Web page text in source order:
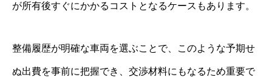
が所有後すぐにかかるコストとなるケースもあります。
整備履歴が明確な車両を選ぶことで、このような予期せ
ぬ出費を事前に把握でき、交渉材料にもなるため重要で